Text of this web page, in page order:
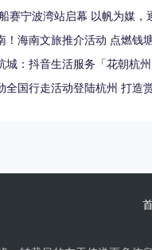
赛宁波湾站启幕 以帆为媒，
醉美杭州趣游海南！海南文旅
城：抖音生活服务「花朝杭
钙尔奇越走越带